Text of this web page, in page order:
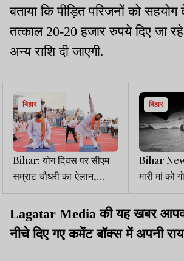
बताया कि पीड़ित परिजनों को
तत्काल 20-20 हजार रुपये दिए जा
अन्य राशि दी जाएगी.
बिहार
Bihar: योग दिवस पर सीएम
सम्राट चौधरी का ऐलान,
पाठ्यक्रम में YOGA को करेंगे
शामिल
बिहार
Bihar
मारी मां को
Lagatar Media की यह खबर
नीचे दिए गए कमेंट बॉक्स में अपनी